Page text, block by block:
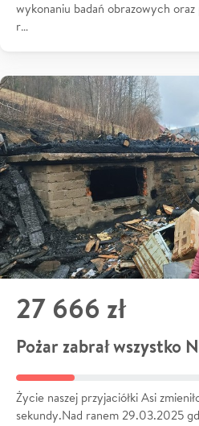
wykonaniu badań obrazowych
r…
27 666 zł
Pożar zabrał wszystko
Życie naszej przyjaciółki Asi
sekundy.Nad ranem 29.03.2025